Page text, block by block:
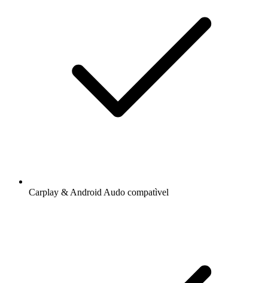
Carplay & Android Audo compatìvel